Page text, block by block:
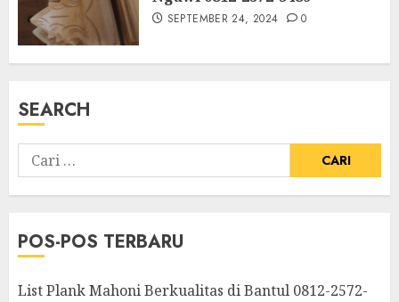
SEPTEMBER 24, 2024 0
SEARCH
POS-POS TERBARU
List Plank Mahoni Berkualitas di Bantul 0812-2572-